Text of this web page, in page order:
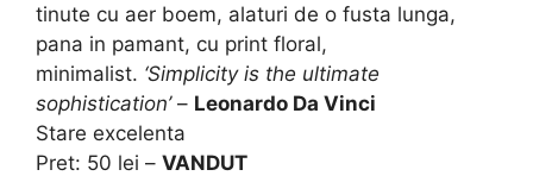
tinute cu aer boem, alaturi de o fusta lunga,
pana in pamant, cu print floral,
minimalist. ‘Simplicity is the ultimate
sophistication’ – Leonardo Da Vinci
Stare excelenta
Pret: 50 lei – VANDUT